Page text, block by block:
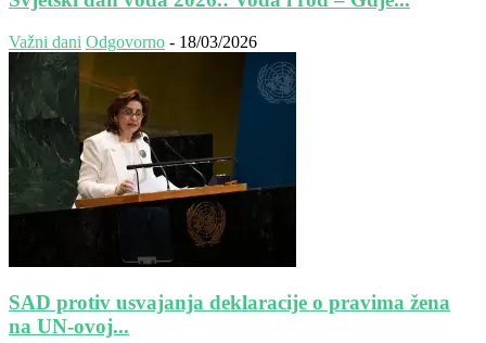
Važni dani Odgovorno - 18/03/2026
SAD protiv usvajanja deklaracije o pravima žena
na UN-ovoj...